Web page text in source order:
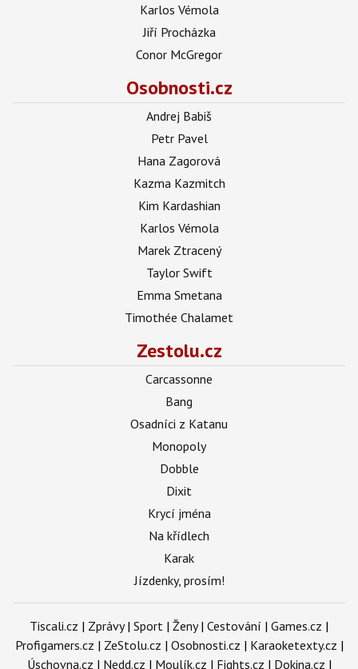
Karlos Vémola
Jiří Procházka
Conor McGregor
Osobnosti.cz
Andrej Babiš
Petr Pavel
Hana Zagorová
Kazma Kazmitch
Kim Kardashian
Karlos Vémola
Marek Ztracený
Taylor Swift
Emma Smetana
Timothée Chalamet
Zestolu.cz
Carcassonne
Bang
Osadníci z Katanu
Monopoly
Dobble
Dixit
Krycí jména
Na křídlech
Karak
Jízdenky, prosím!
Tiscali.cz | Zprávy| Sport | Ženy| Cestování | Games.cz |
Profigamers.cz | ZeStolu.cz | Osobnosti.cz | Karaoketexty.cz |
Úschovna.cz | Nedd.cz | Moulík.cz | Fights.cz | Dokina.cz |